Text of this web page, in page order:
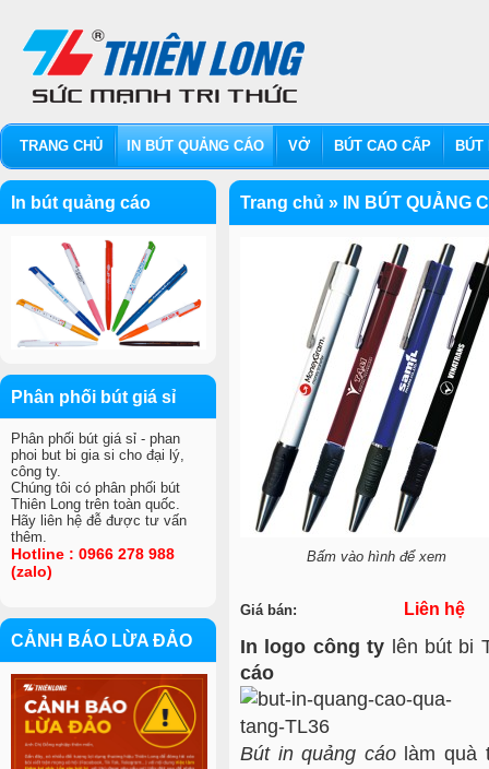
Bấm vào hình để xem
Giá bán: Liên hệ
In logo công ty lên bút bi
cáo
Bút in quảng cáolàm quà
Trang chủ » IN BÚT QUẢNG
In bút quảng cáo
Phân phối bút giá sỉ
Phân phối bút giá sỉ - phan
phoi but bi gia si cho đại lý,
công ty.
Chúng tôi có phân phối bút
Thiên Long trên toàn quốc.
Hãy liên hệ đễ được tư vấn
thêm.
Hotline : 0966 278 988
(zalo)
CẢNH BÁO LỪA ĐẢO
VIỆC LÀM
TRANG CHỦ IN BÚT QUẢNG CÁO VỞ BÚT CAO CẤP BÚT